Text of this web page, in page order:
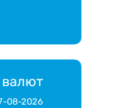
валют
08-2026